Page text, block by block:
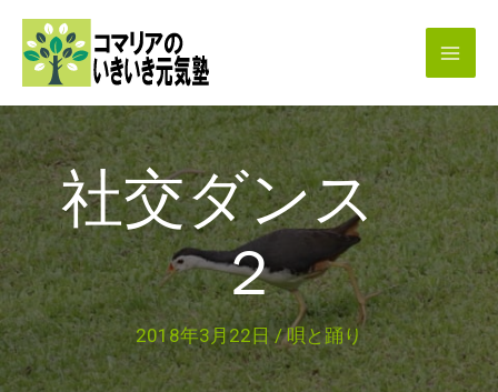
ス
キ
ッ
プ
社交ダンス
２
2018年3月22日/唄と踊り